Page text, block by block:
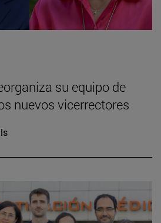
su equipo de
nuevos vicerrectores